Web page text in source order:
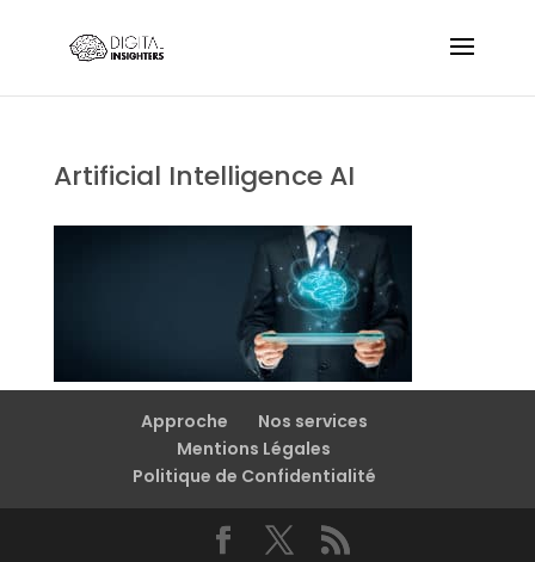
Artificial Intelligence AI
Approche
Nos services
Mentions Légales
Politique de Confidentialité